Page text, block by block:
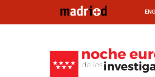
contenido